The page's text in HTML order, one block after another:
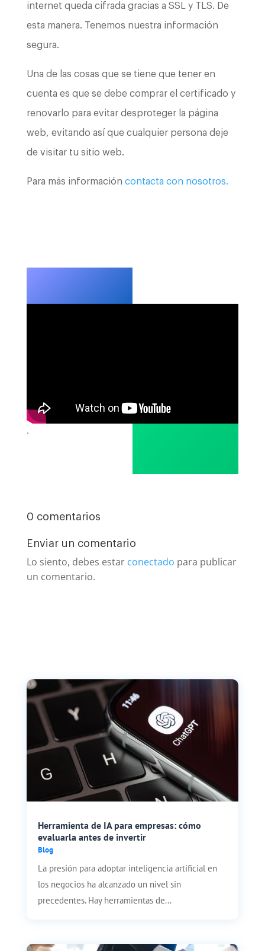
internet queda cifrada gracias a SSL y TLS. De
esta manera. Tenemos nuestra información
segura.
Una de las cosas que se tiene que tener en
cuenta es que se debe comprar el certificado y
renovarlo para evitar desproteger la página
web, evitando así que cualquier persona deje
de visitar tu sitio web.
Para más información contacta con nosotros.
.
0 comentarios
Enviar un comentario
Lo siento, debes estar conectado para publicar
un comentario.
Herramienta de IA para empresas: cómo
evaluarla antes de invertir
Blog
La presión para adoptar inteligencia artificial en
los negocios ha alcanzado un nivel sin
precedentes. Hay herramientas de...